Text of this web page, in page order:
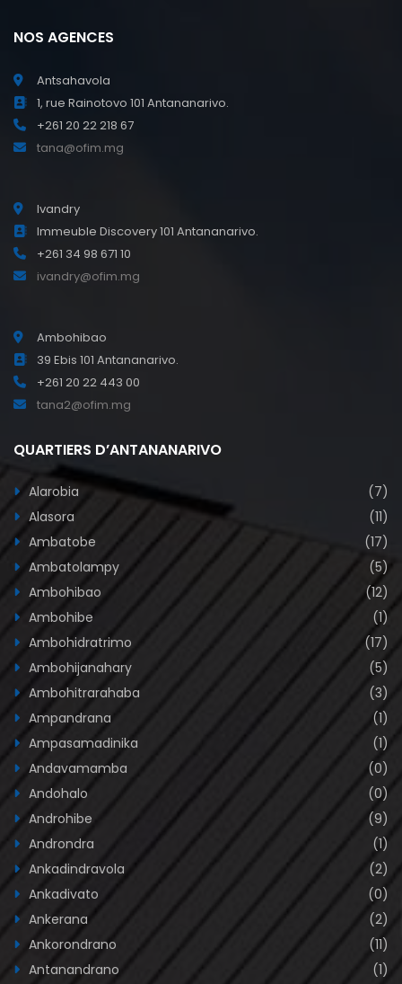
NOS AGENCES
Antsahavola
1, rue Rainotovo 101 Antananarivo.
+261 20 22 218 67
tana@ofim.mg
Ivandry
Immeuble Discovery 101 Antananarivo.
+261 34 98 671 10
ivandry@ofim.mg
Ambohibao
39 Ebis 101 Antananarivo.
+261 20 22 443 00
tana2@ofim.mg
QUARTIERS D’ANTANANARIVO
Alarobia
(7)
Alasora
(11)
Ambatobe
(17)
Ambatolampy
(5)
Ambohibao
(12)
Ambohibe
(1)
Ambohidratrimo
(17)
Ambohijanahary
(5)
Ambohitrarahaba
(3)
Ampandrana
(1)
Ampasamadinika
(1)
Andavamamba
(0)
Andohalo
(0)
Androhibe
(9)
Androndra
(1)
Ankadindravola
(2)
Ankadivato
(0)
Ankerana
(2)
Ankorondrano
(11)
Antanandrano
(1)